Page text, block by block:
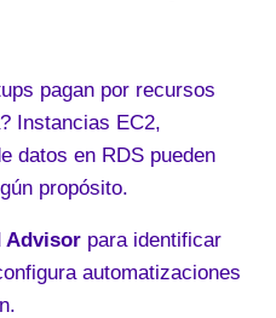
pagan por recursos
Instancias EC2,
datos en RDS pueden
propósito.
Advisor para identificar
automatizaciones